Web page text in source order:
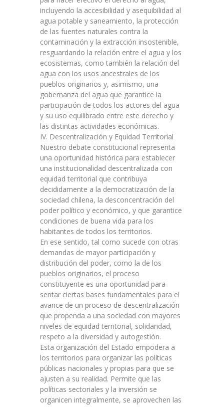
incluyendo la accesibilidad y asequibilidad al
agua potable y saneamiento, la protección
de las fuentes naturales contra la
contaminación y la extracción insostenible,
resguardando la relación entre el agua y los
ecosistemas, como también la relación del
agua con los usos ancestrales de los
pueblos originarios y, asimismo, una
gobernanza del agua que garantice la
participación de todos los actores del agua
y su uso equilibrado entre este derecho y
las distintas actividades económicas.
IV. Descentralización y Equidad Territorial
Nuestro debate constitucional representa
una oportunidad histórica para establecer
una institucionalidad descentralizada con
equidad territorial que contribuya
decididamente a la democratización de la
sociedad chilena, la desconcentración del
poder político y económico, y que garantice
condiciones de buena vida para los
habitantes de todos los territorios.
En ese sentido, tal como sucede con otras
demandas de mayor participación y
distribución del poder, como la de los
pueblos originarios, el proceso
constituyente es una oportunidad para
sentar ciertas bases fundamentales para el
avance de un proceso de descentralización
que propenda a una sociedad con mayores
niveles de equidad territorial, solidaridad,
respeto a la diversidad y autogestión.
Esta organización del Estado empodera a
los territorios para organizar las políticas
públicas nacionales y propias para que se
ajusten a su realidad. Permite que las
políticas sectoriales y la inversión se
organicen integralmente, se aprovechen las